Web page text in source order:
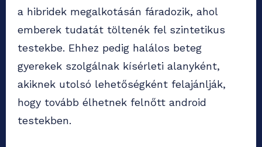
a hibridek megalkotásán fáradozik, ahol
emberek tudatát töltenék fel szintetikus
testekbe. Ehhez pedig halálos beteg
gyerekek szolgálnak kísérleti alanyként,
akiknek utolsó lehetőségként felajánlják,
hogy tovább élhetnek felnőtt android
testekben.